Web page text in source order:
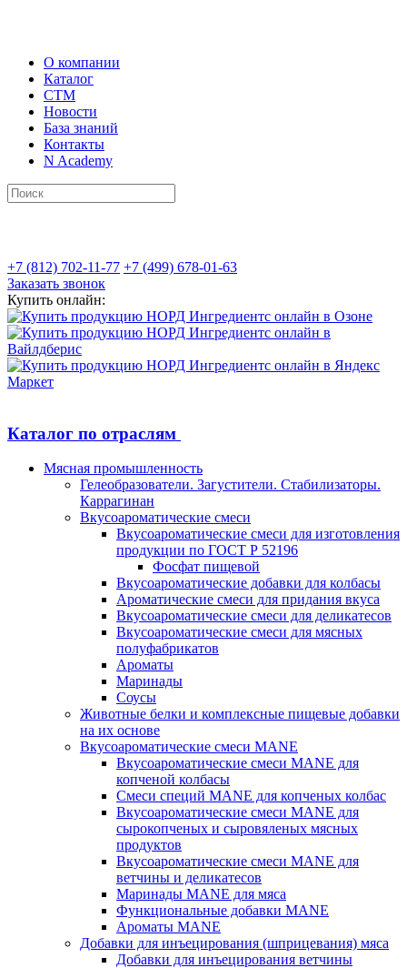
О компании
Каталог
СТМ
Новости
База знаний
Контакты
N Academy
+7 (812) 702-11-77 +7 (499) 678-01-63
Заказать звонок
Купить онлайн:
Каталог по отраслям
Мясная промышленность
Гелеобразователи. Загустители. Стабилизаторы.
Каррагинан
Вкусоароматические смеси
Вкусоароматические смеси для изготовления
продукции по ГОСТ Р 52196
Фосфат пищевой
Вкусоароматические добавки для колбасы
Ароматические смеси для придания вкуса
Вкусоароматические смеси для деликатесов
Вкусоароматические смеси для мясных
полуфабрикатов
Ароматы
Маринады
Соусы
Животные белки и комплексные пищевые добавки
на их основе
Вкусоароматические смеси MANE
Вкусоароматические смеси MANE для
копченой колбасы
Смеси специй MANE для копченых колбас
Вкусоароматические смеси MANE для
сырокопченых и сыровяленых мясных
продуктов
Вкусоароматические смеси MANE для
ветчины и деликатесов
Маринады MANE для мяса
Функциональные добавки MANE
Ароматы MANE
Добавки для инъецирования (шприцевания) мяса
Добавки для инъецирования ветчины